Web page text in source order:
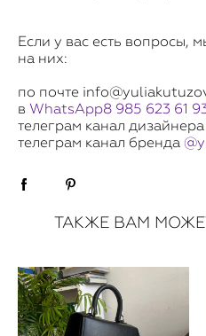
Если у вас есть вопросы,
на них:
по почте
в WhatsApp8 985 623 61
телеграм канал дизайнера
телеграм канал бренда
ТАКЖЕ ВАМ